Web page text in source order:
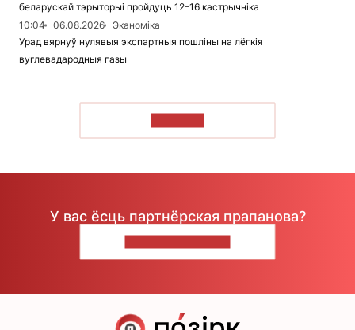
беларускай тэрыторыі пройдуць 12–16 кастрычніка
10:04
06.08.2026
Эканоміка
Урад вярнуў нулявыя экспартныя пошліны на лёгкія
вуглевадародныя газы
У вас ёсць партнёрская прапанова?